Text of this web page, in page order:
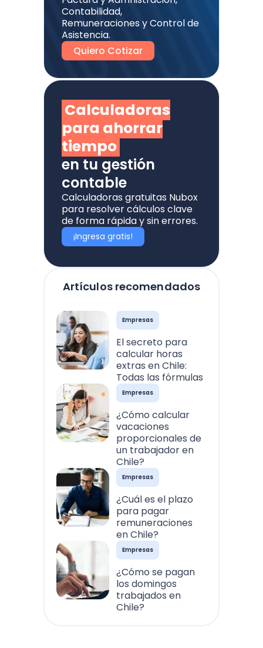
Artículos recomendados
Empresas
El secreto para
calcular horas
extras en Chile:
Todas las fórmulas
Empresas
¿Cómo calcular
vacaciones
proporcionales de
un trabajador en
Chile?
Empresas
¿Cuál es el plazo
para pagar
remuneraciones
en Chile?
Empresas
¿Cómo se pagan
los domingos
trabajados en
Chile?
Calculadoras
para ahorrar
tiempo
en tu gestión
contable
Calculadoras gratuitas Nubox
para resolver cálculos clave
de forma rápida y sin errores.
¡Ingresa gratis!
Contabilidad,
Remuneraciones y Control de
Asistencia.
Quiero Cotizar